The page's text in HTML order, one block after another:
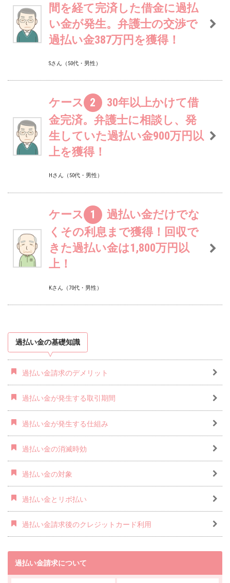
間を経て完済した借金に過払
い金が発生。弁護士の交渉で
過払い金387万円を獲得！
Sさん（50代・男性）
ケース 2
30年以上かけて借
金完済。弁護士に相談し、発
生していた過払い金900万円以
上を獲得！
Hさん（50代・男性）
ケース 1
過払い金だけでな
くその利息まで獲得！回収で
きた過払い金は1,800万円以
上！
Kさん（70代・男性）
過払い金の基礎知識
過払い金請求のデメリット
過払い金が発生する取引期間
過払い金が発生する仕組み
過払い金の消滅時効
過払い金の対象
過払い金とリボ払い
過払い金請求後のクレジットカード利用
過払い金請求について